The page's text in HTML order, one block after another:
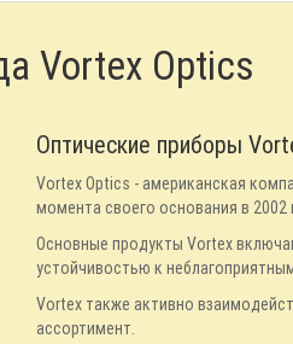
Vortex Optics
Оптические приборы
Vortex Optics - американская
момента своего основания в
Основные продукты Vortex
устойчивостью к
Vortex также активно
ассортимент.